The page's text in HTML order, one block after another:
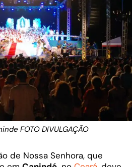
FOTO DIVULGAÇÃO
de Nossa Senhora, que